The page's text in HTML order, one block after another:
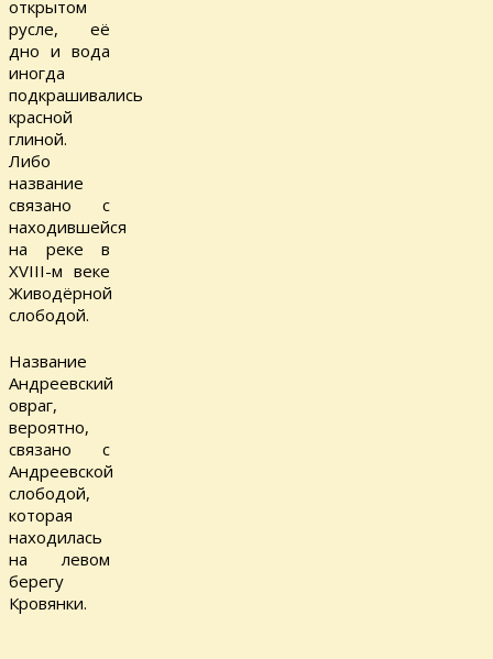
открытом
русле, её
дно и вода
иногда
подкрашивались
красной
глиной.
Либо
название
связано с
находившейся
на реке в
XVIII-м веке
Живодёрной
слободой.
Название
Андреевский
овраг,
вероятно,
связано с
Андреевской
слободой,
которая
находилась
на левом
берегу
Кровянки.